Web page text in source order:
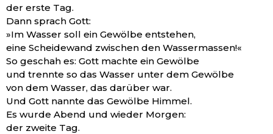
der erste Tag.
Dann sprach Gott:
»Im Wasser soll ein Gewölbe entstehen,
eine Scheidewand zwischen den Wassermassen!«
So geschah es: Gott machte ein Gewölbe
und trennte so das Wasser unter dem Gewölbe
von dem Wasser, das darüber war.
Und Gott nannte das Gewölbe Himmel.
Es wurde Abend und wieder Morgen:
der zweite Tag.